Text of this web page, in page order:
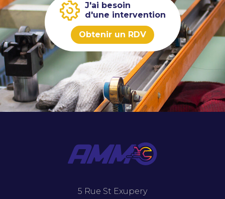
J'ai besoin
d'une intervention
Obtenir un RDV
5 Rue St Exupery